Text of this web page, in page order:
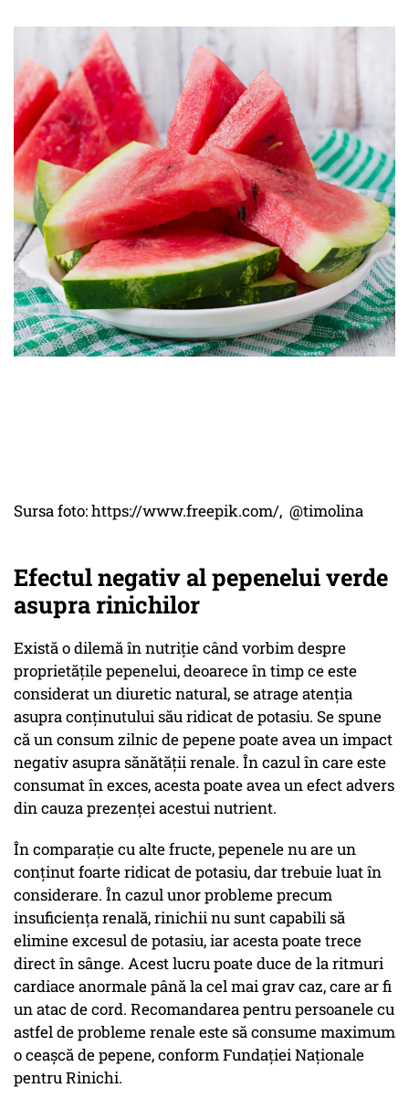
Sursa foto: https://www.freepik.com/, @timolina
Efectul negativ al pepenelui verde
asupra rinichilor
Există o dilemă în nutriție când vorbim despre
proprietățile pepenelui, deoarece în timp ce este
considerat un diuretic natural, se atrage atenția
asupra conținutului său ridicat de potasiu. Se spune
că un consum zilnic de pepene poate avea un impact
negativ asupra sănătății renale. În cazul în care este
consumat în exces, acesta poate avea un efect advers
din cauza prezenței acestui nutrient.
În comparație cu alte fructe, pepenele nu are un
conținut foarte ridicat de potasiu, dar trebuie luat în
considerare. În cazul unor probleme precum
insuficiența renală, rinichii nu sunt capabili să
elimine excesul de potasiu, iar acesta poate trece
direct în sânge. Acest lucru poate duce de la ritmuri
cardiace anormale până la cel mai grav caz, care ar fi
un atac de cord. Recomandarea pentru persoanele cu
astfel de probleme renale este să consume maximum
o ceașcă de pepene, conform Fundației Naționale
pentru Rinichi.